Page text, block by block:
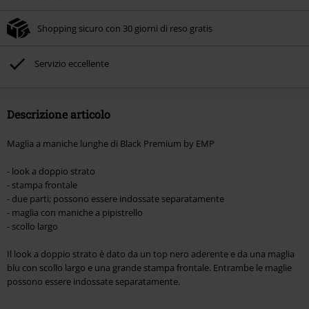
Non cumulabile con altre offerte Codici promozionali. Sono esclusi dalla
Rammstein, (Till) Lindemann, Böhse Onkelz, Broilers, Die Ärzte, Die Toten
Hosen, Metality, Funko Pop!, i Buoni Regalo e gli articoli che includono una
Shopping sicuro con 30 giorni di reso gratis
Servizio eccellente
Descrizione articolo
Maglia a maniche lunghe di Black Premium by EMP
- look a doppio strato
- stampa frontale
- due parti; possono essere indossate separatamente
- maglia con maniche a pipistrello
- scollo largo
Il look a doppio strato è dato da un top nero aderente e da una maglia
blu con scollo largo e una grande stampa frontale. Entrambe le maglie
possono essere indossate separatamente.